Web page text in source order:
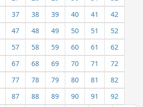
37 38 39 40 41
42
47 48 49 50 51
52
57 58 59 60 61
62
67 68 69 70 71
72
77 78 79 80 81
82
87 88 89 90 91 92